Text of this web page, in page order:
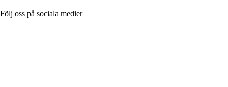
Följ oss på sociala medier